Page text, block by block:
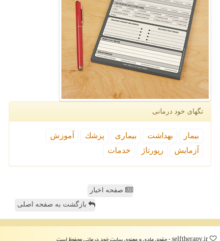
تگهای خود درمانی
بیمار بهداشت بیماری پزشك
آموزش
آزمایش
رپورتاژ خدمات
صفحه اخبار
بازگشت به صفحه اصلی